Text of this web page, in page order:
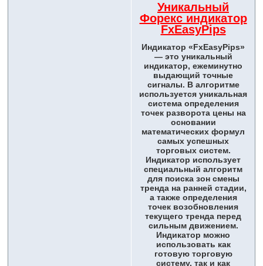
Уникальный
Форекс индикатор
FxEasyPips
Индикатор «FxEasyPips»
— это уникальный
индикатор, ежеминутно
выдающий точные
сигналы. В алгоритме
используется уникальная
система определения
точек разворота цены на
основании
математических формул
самых успешных
торговых систем.
Индикатор использует
специальный алгоритм
для поиска зон смены
тренда на ранней стадии,
а также определения
точек возобновления
текущего тренда перед
сильным движением.
Индикатор можно
использовать как
готовую торговую
систему, так и как